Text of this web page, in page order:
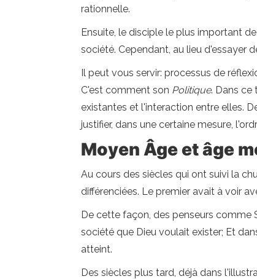
rationnelle.
Ensuite, le disciple le plus important
société. Cependant, au lieu d'essayer
Il peut vous servir: processus de
C'est comment son Politique. Dans ce
existantes et l'interaction entre elles.
justifier, dans une certaine mesure,
Moyen Âge et âge
Au cours des siècles qui ont suivi la
différenciées. Le premier avait à voir
De cette façon, des penseurs comme
société que Dieu voulait exister; Et
atteint.
Des siècles plus tard, déjà dans